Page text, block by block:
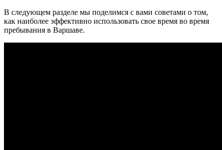
В следующем разделе мы поделимся с вами советами о том,
как наиболее эффективно использовать свое время во время
пребывания в Варшаве.